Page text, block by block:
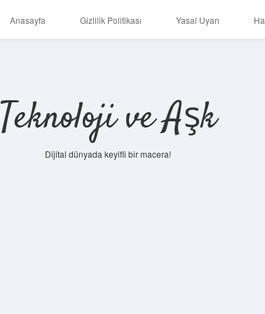
Anasayfa Gizlilik Politikası Yasal Uyarı
Teknoloji ve Aşk
Dijital dünyada keyifli bir macera!